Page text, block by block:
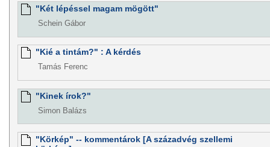
"Két lépéssel magam mögött"
Schein Gábor
"Kié a tintám?" : A kérdés
Tamás Ferenc
"Kinek írok?"
Simon Balázs
"Körkép" -- kommentárok [A századvég szellemi